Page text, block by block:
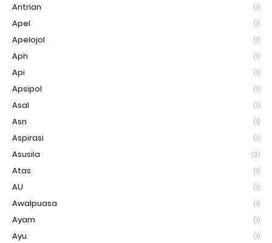
Antrian (1)
Apel (1)
Apelojol (1)
Aph (1)
Api (1)
Apsipol (1)
Asal (1)
Asn (1)
Aspirasi (1)
Asusila (2)
Atas (1)
AU (1)
Awalpuasa (1)
Ayam (1)
Ayu (1)